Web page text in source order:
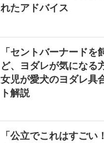
れたアドバイス
「セントバーナードを
ど、ヨダレが気になる
女児が愛犬のヨダレ具
ト解説
「公立でこれはすごい